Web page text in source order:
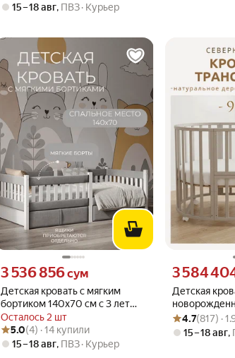
15 – 18 авг, ПВЗ Курьер
Детская кровать с мягким
бортиком 140х70 см с 3 лет
приставная, велюр.(Бортики)
Осталось 2 шт
Цена 3536856 сум вместо
3 536 856сум
Рейтинг товара: 5.0 из 5
Оценок: (4) · 14 купили
5.0(4) · 14 купили
15 – 18 авг, ПВЗ Курьер
Детская
9 в 1
маятника,
Цена 3584404
3 584
Рейтинг
Оценок: (817) ·
4.7(817) ·
15 – 18 авг,